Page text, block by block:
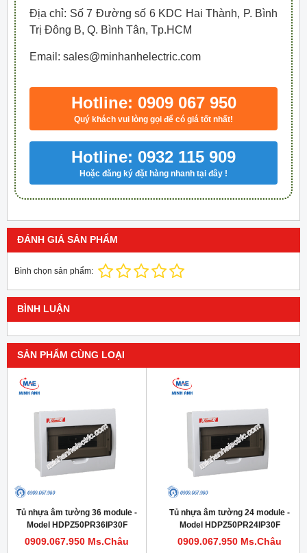
Địa chỉ: Số 7 Đường số 6 KDC Hai Thành, P. Bình
Trị Đông B, Q. Bình Tân, Tp.HCM
Email: sales@minhanhelectric.com
Hotline: 0909 067 950
Quý khách vui lòng gọi để có giá tốt nhất!
Hotline: 0932 115 909
Hoặc đăng ký đặt hàng nhanh tại đây !
ĐÁNH GIÁ SẢN PHẨM
Bình chọn sản phẩm:
BÌNH LUẬN
SẢN PHẨM CÙNG LOẠI
Tủ nhựa âm tường 36 module -
Model HDPZ50PR36IP30F
0909.067.950 Ms.Châu
Tủ nhựa âm tường 24 module -
Model HDPZ50PR24IP30F
0909.067.950 Ms.Châu